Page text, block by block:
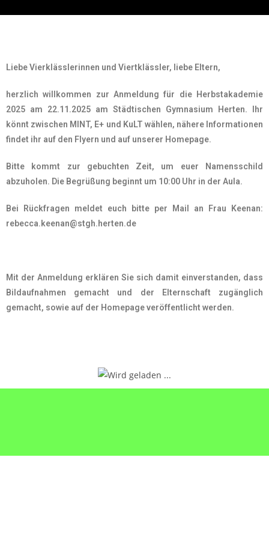
LiebeVierklässlerinnen und Viertklässler, liebe Eltern,
herzlich willkommen zur Anmeldung für die Herbstakademie
2025 am 22.11.2025 am Städtischen Gymnasium Herten. Ihr
könnt zwischen MINT, E+ und KuLT wählen, nähere Informationen
findet ihr auf den Flyern und auf unserer Homepage.
Bitte kommt zur gebuchten Zeit, um euer Namensschild
abzuholen. Die Begrüßung beginnt um 10:00 Uhr in der Aula.
Bei Rückfragen meldet euch bitte per Mail an Frau Keenan:
rebecca.keenan@stgh.herten.de
Mit der Anmeldung erklären Sie sich damit einverstanden, dass
Bildaufnahmen gemacht und der Elternschaft zugänglich
gemacht, sowie auf der Homepage veröffentlicht werden.